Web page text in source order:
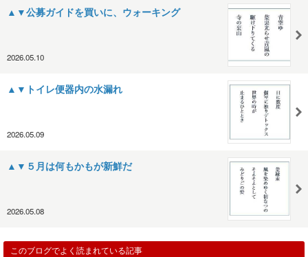
▲▼公募ガイドを買いに、ウォーキング
2026.05.10
▲▼トイレ便器内の水漏れ
2026.05.09
▲▼５月は何もかもが新鮮だ
2026.05.08
このブログでよく読まれている記事